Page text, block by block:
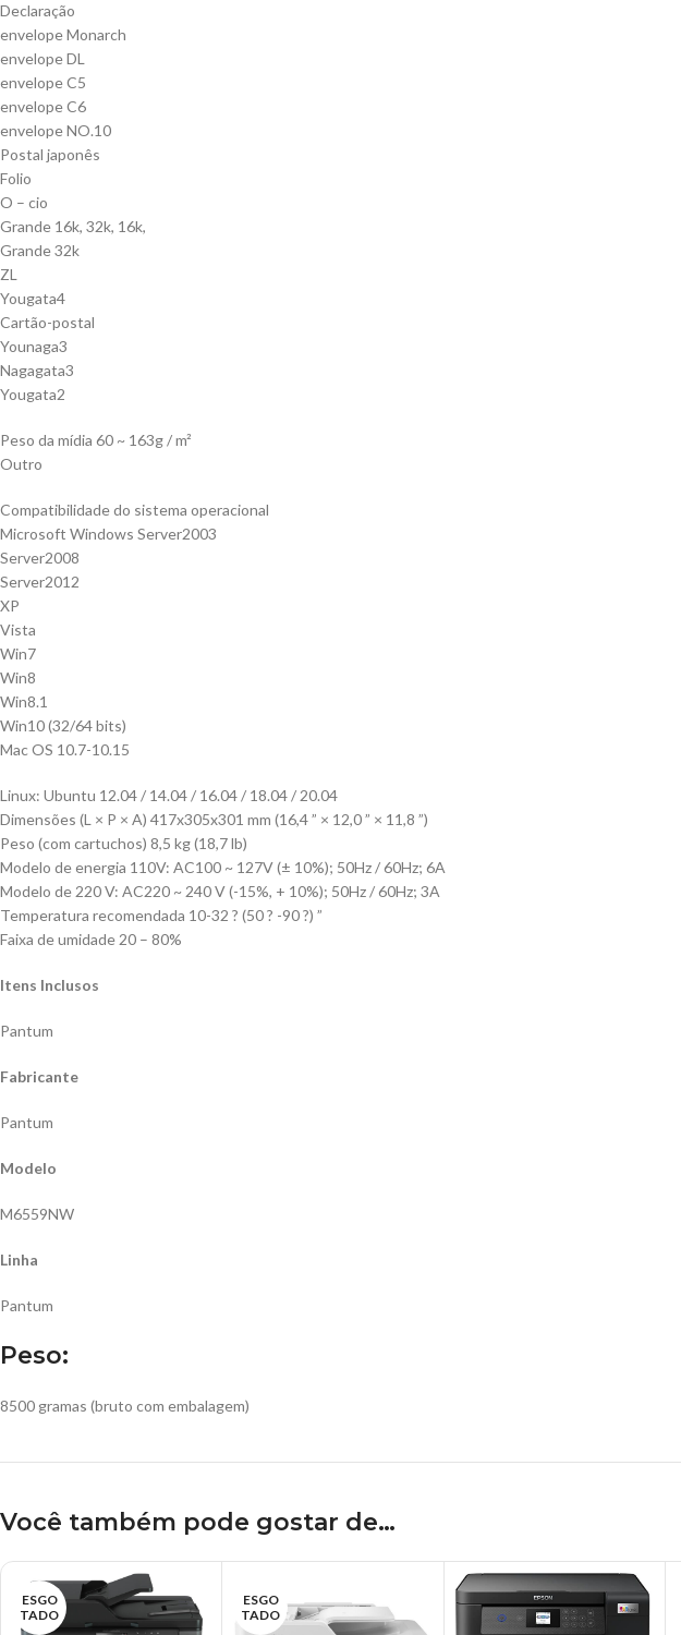
Declaração
envelope Monarch
envelope DL
envelope C5
envelope C6
envelope NO.10
Postal japonês
Folio
O – cio
Grande 16k, 32k, 16k,
Grande 32k
ZL
Yougata4
Cartão-postal
Younaga3
Nagagata3
Yougata2
Peso da mídia 60 ~ 163g / m²
Outro
Compatibilidade do sistema operacional
Microsoft Windows Server2003
Server2008
Server2012
XP
Vista
Win7
Win8
Win8.1
Win10 (32/64 bits)
Mac OS 10.7-10.15
Linux: Ubuntu 12.04 / 14.04 / 16.04 / 18.04 / 20.04
Dimensões (L × P × A) 417x305x301 mm (16,4 ” × 12,0 ” × 11,8 ”)
Peso (com cartuchos) 8,5 kg (18,7 lb)
Modelo de energia 110V: AC100 ~ 127V (± 10%); 50Hz / 60Hz; 6A
Modelo de 220 V: AC220 ~ 240 V (-15%, + 10%); 50Hz / 60Hz; 3A
Temperatura recomendada 10-32 ? (50 ? -90 ?) ”
Faixa de umidade 20 – 80%
Itens Inclusos
Pantum
Fabricante
Pantum
Modelo
M6559NW
Linha
Pantum
Peso:
8500 gramas (bruto com embalagem)
Você também pode gostar de…
ESGO
TADO
ESGO
TADO